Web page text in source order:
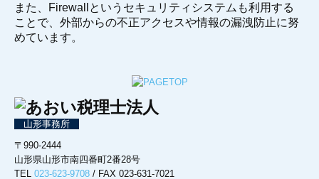
また、Firewallというセキュリティシステムも利用する
ことで、外部からの不正アクセスや情報の漏洩防止に努
めています。
山形事務所
〒990-2444
山形県山形市南四番町2番28号
TEL 023-623-9708 / FAX 023-631-7021